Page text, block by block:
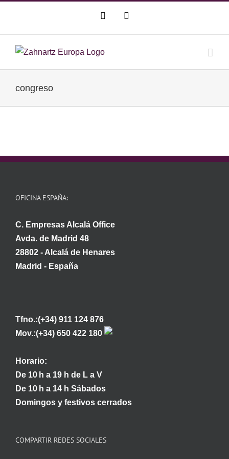
contenido
WhatsAppCorreo
congreso
OFICINA ESPAÑA:
C. Empresas Alcalá Office
Avda. de Madrid 48
28802 - Alcalá de Henares
Madrid - España
Tfno.:(+34) 911 124 876
Mov.:(+34) 650 422 180
Horario:
De 10 h a 19 h de L a V
De 10 h a 14 h Sábados
Domingos y festivos cerrados
COMPARTIR REDES SOCIALES